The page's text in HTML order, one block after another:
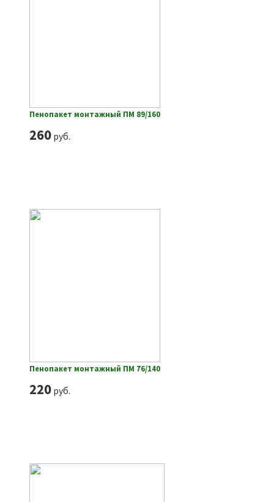
Пенопакет монтажный ПМ 89/160
260руб.
Пенопакет монтажный ПМ 76/140
220руб.